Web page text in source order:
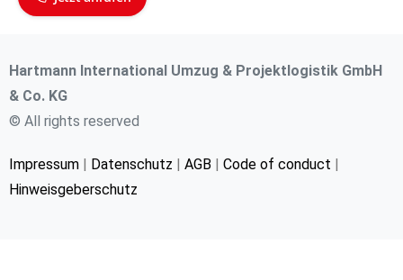
Hartmann International Umzug & Projektlogistik GmbH
& Co. KG
© All rights reserved
Impressum | Datenschutz | AGB | Code of conduct |
Hinweisgeberschutz